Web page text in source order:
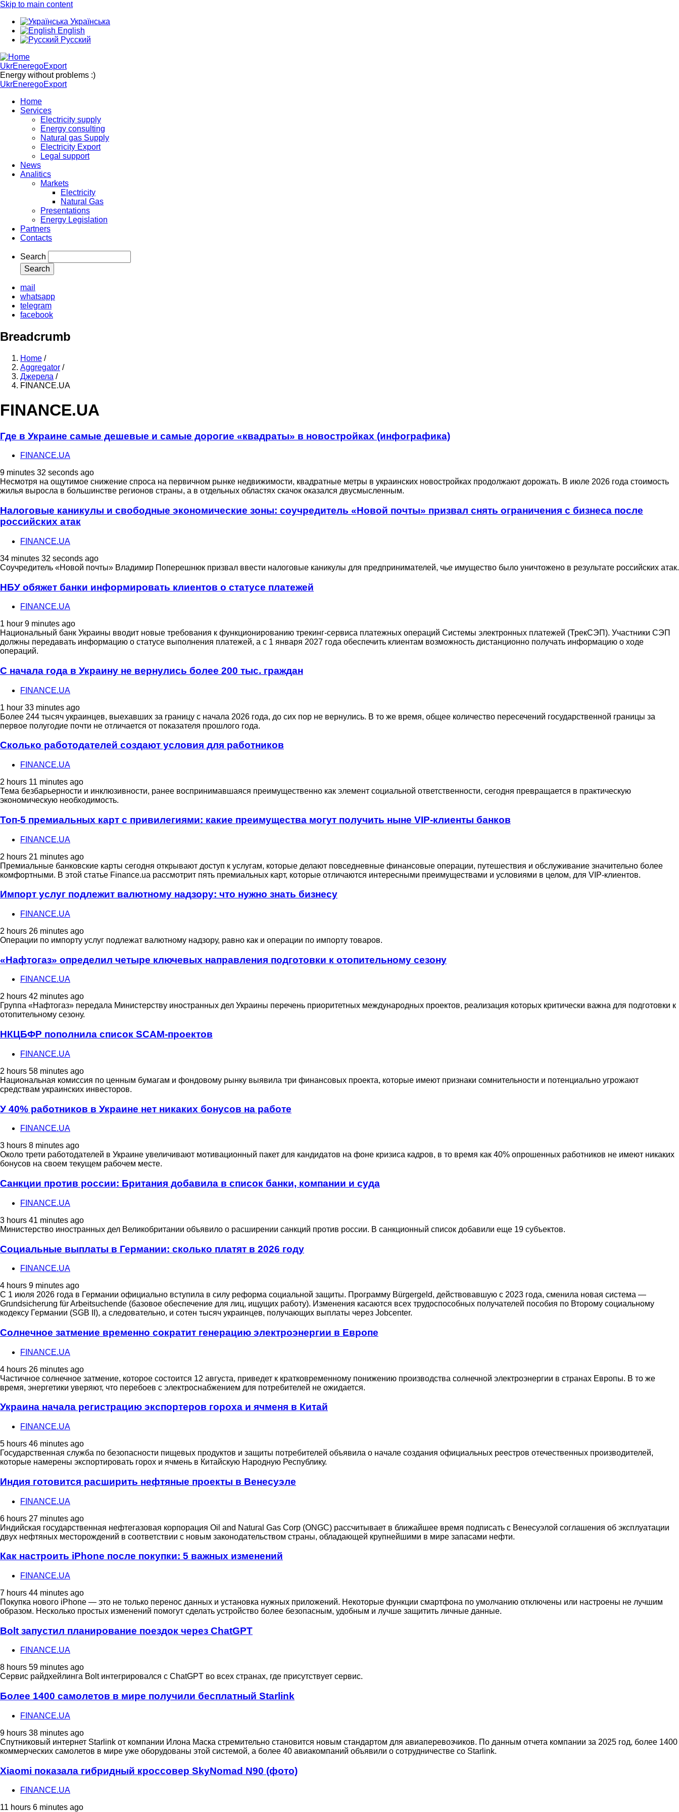
Skip to main content
Українська
English
Русский
UkrEneregoExport
Energy without problems :)
UkrEneregoExport
Home
Services
Electricity supply
Energy consulting
Natural gas Supply
Electricity Export
Legal support
News
Analitics
Markets
Electricity
Natural Gas
Presentations
Energy Legislation
Partners
Contacts
Search
mail
whatsapp
telegram
facebook
Breadcrumb
Home /
Aggregator /
Джерела /
FINANCE.UA
FINANCE.UA
Где в Украине самые дешевые и самые дорогие «квадраты» в новостройках (инфографика)
FINANCE.UA
9 minutes 32 seconds ago
Несмотря на ощутимое снижение спроса на первичном рынке недвижимости, квадратные метры в украинских новостройках продолжают дорожать. В июле 2026 года стоимость
жилья выросла в большинстве регионов страны, а в отдельных областях скачок оказался двусмысленным.
Налоговые каникулы и свободные экономические зоны: соучредитель «Новой почты» призвал снять ограничения с бизнеса после
российских атак
FINANCE.UA
34 minutes 32 seconds ago
Соучредитель «Новой почты» Владимир Поперешнюк призвал ввести налоговые каникулы для предпринимателей, чье имущество было уничтожено в результате российских атак.
НБУ обяжет банки информировать клиентов о статусе платежей
FINANCE.UA
1 hour 9 minutes ago
Национальный банк Украины вводит новые требования к функционированию трекинг-сервиса платежных операций Системы электронных платежей (ТрекСЭП). Участники СЭП
должны передавать информацию о статусе выполнения платежей, а с 1 января 2027 года обеспечить клиентам возможность дистанционно получать информацию о ходе
операций.
С начала года в Украину не вернулись более 200 тыс. граждан
FINANCE.UA
1 hour 33 minutes ago
Более 244 тысяч украинцев, выехавших за границу с начала 2026 года, до сих пор не вернулись. В то же время, общее количество пересечений государственной границы за
первое полугодие почти не отличается от показателя прошлого года.
Сколько работодателей создают условия для работников
FINANCE.UA
2 hours 11 minutes ago
Тема безбарьерности и инклюзивности, ранее воспринимавшаяся преимущественно как элемент социальной ответственности, сегодня превращается в практическую
экономическую необходимость.
Топ-5 премиальных карт с привилегиями: какие преимущества могут получить ныне VIP-клиенты банков
FINANCE.UA
2 hours 21 minutes ago
Премиальные банковские карты сегодня открывают доступ к услугам, которые делают повседневные финансовые операции, путешествия и обслуживание значительно более
комфортными. В этой статье Finance.ua рассмотрит пять премиальных карт, которые отличаются интересными преимуществами и условиями в целом, для VIP-клиентов.
Импорт услуг подлежит валютному надзору: что нужно знать бизнесу
FINANCE.UA
2 hours 26 minutes ago
Операции по импорту услуг подлежат валютному надзору, равно как и операции по импорту товаров.
«Нафтогаз» определил четыре ключевых направления подготовки к отопительному сезону
FINANCE.UA
2 hours 42 minutes ago
Группа «Нафтогаз» передала Министерству иностранных дел Украины перечень приоритетных международных проектов, реализация которых критически важна для подготовки к
отопительному сезону.
НКЦБФР пополнила список SCAM-проектов
FINANCE.UA
2 hours 58 minutes ago
Национальная комиссия по ценным бумагам и фондовому рынку выявила три финансовых проекта, которые имеют признаки сомнительности и потенциально угрожают
средствам украинских инвесторов.
У 40% работников в Украине нет никаких бонусов на работе
FINANCE.UA
3 hours 8 minutes ago
Около трети работодателей в Украине увеличивают мотивационный пакет для кандидатов на фоне кризиса кадров, в то время как 40% опрошенных работников не имеют никаких
бонусов на своем текущем рабочем месте.
Санкции против россии: Британия добавила в список банки, компании и суда
FINANCE.UA
3 hours 41 minutes ago
Министерство иностранных дел Великобритании объявило о расширении санкций против россии. В санкционный список добавили еще 19 субъектов.
Социальные выплаты в Германии: сколько платят в 2026 году
FINANCE.UA
4 hours 9 minutes ago
С 1 июля 2026 года в Германии официально вступила в силу реформа социальной защиты. Программу Bürgergeld, действовавшую с 2023 года, сменила новая система —
Grundsicherung für Arbeitsuchende (базовое обеспечение для лиц, ищущих работу). Изменения касаются всех трудоспособных получателей пособия по Второму социальному
кодексу Германии (SGB II), а следовательно, и сотен тысяч украинцев, получающих выплаты через Jobcenter.
Солнечное затмение временно сократит генерацию электроэнергии в Европе
FINANCE.UA
4 hours 26 minutes ago
Частичное солнечное затмение, которое состоится 12 августа, приведет к кратковременному понижению производства солнечной электроэнергии в странах Европы. В то же
время, энергетики уверяют, что перебоев с электроснабжением для потребителей не ожидается.
Украина начала регистрацию экспортеров гороха и ячменя в Китай
FINANCE.UA
5 hours 46 minutes ago
Государственная служба по безопасности пищевых продуктов и защиты потребителей объявила о начале создания официальных реестров отечественных производителей,
которые намерены экспортировать горох и ячмень в Китайскую Народную Республику.
Индия готовится расширить нефтяные проекты в Венесуэле
FINANCE.UA
6 hours 27 minutes ago
Индийская государственная нефтегазовая корпорация Oil and Natural Gas Corp (ONGC) рассчитывает в ближайшее время подписать с Венесуэлой соглашения об эксплуатации
двух нефтяных месторождений в соответствии с новым законодательством страны, обладающей крупнейшими в мире запасами нефти.
Как настроить iPhone после покупки: 5 важных изменений
FINANCE.UA
7 hours 44 minutes ago
Покупка нового iPhone — это не только перенос данных и установка нужных приложений. Некоторые функции смартфона по умолчанию отключены или настроены не лучшим
образом. Несколько простых изменений помогут сделать устройство более безопасным, удобным и лучше защитить личные данные.
Bolt запустил планирование поездок через ChatGPT
FINANCE.UA
8 hours 59 minutes ago
Сервис райдхейлинга Bolt интегрировался с ChatGPT во всех странах, где присутствует сервис.
Более 1400 самолетов в мире получили бесплатный Starlink
FINANCE.UA
9 hours 38 minutes ago
Спутниковый интернет Starlink от компании Илона Маска стремительно становится новым стандартом для авиаперевозчиков. По данным отчета компании за 2025 год, более 1400
коммерческих самолетов в мире уже оборудованы этой системой, а более 40 авиакомпаний объявили о сотрудничестве со Starlink.
Xiaomi показала гибридный кроссовер SkyNomad N90 (фото)
FINANCE.UA
11 hours 6 minutes ago